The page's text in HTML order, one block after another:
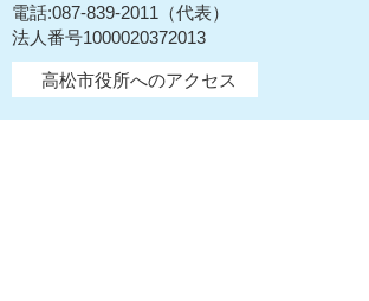
電話:087-839-2011（代表）
法人番号1000020372013
高松市役所へのアクセス